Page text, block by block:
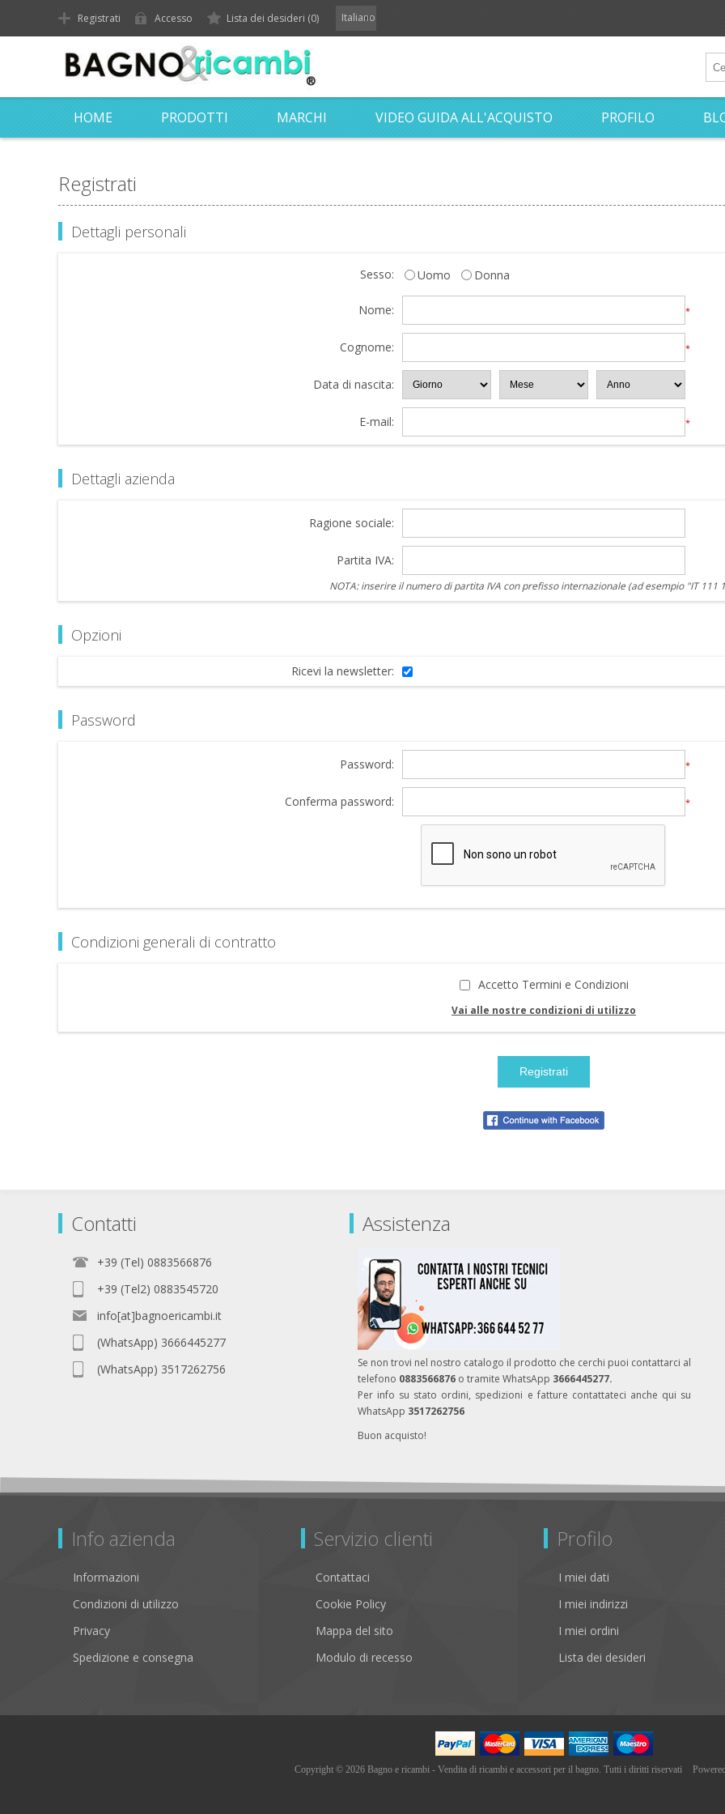
Registrati Accesso Lista dei desideri (0) Italiano
HOME PRODOTTI MARCHI VIDEO GUIDA ALL'ACQUISTO PROFILO
Registrati
Dettagli personali
Sesso: Uomo Donna
Nome: *
Cognome: *
Data di nascita:
E-mail: *
Dettagli azienda
Ragione sociale:
Partita IVA:
NOTA: inserire il numero di partita IVA con prefisso internazionale (ad esempio "IT 111
Opzioni
Ricevi la newsletter:
Password
Password: *
Conferma password: *
Condizioni generali di contratto
Accetto Termini e Condizioni
Vai alle nostre condizioni di utilizzo
Contatti
+39 (Tel) 0883566876
+39 (Tel2) 0883545720
info[at]bagnoericambi.it
(WhatsApp) 3666445277
(WhatsApp) 3517262756
Assistenza
Se non trovi nel nostro catalogo il prodotto che cerchi puoi contattarci al
telefono 0883566876 o tramite WhatsApp 3666445277.
Per info su stato ordini, spedizioni e fatture contattateci anche qui su
WhatsApp 3517262756
Buon acquisto!
Info azienda
Informazioni
Condizioni di utilizzo
Privacy
Spedizione e consegna
Servizio clienti
Contattaci
Cookie Policy
Mappa del sito
Modulo di recesso
Profilo
I miei dati
I miei indirizzi
I miei ordini
Lista dei desideri
Copyright © 2026 Bagno e ricambi - Vendita di ricambi e accessori per il bagno. Tutti i diritti riservati